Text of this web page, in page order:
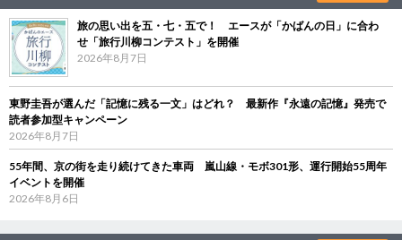
旅の思い出を五・七・五で！ エースが「かばんの日」に合わ
せ「旅行川柳コンテスト」を開催
2026年8月7日
東野圭吾が選んだ「記憶に残る一文」はどれ？ 最新作『永遠の記憶』発売で
読者参加型キャンペーン
2026年8月7日
55年間、京の街を走り続けてきた車両 嵐山線・モボ301形、運行開始55周年
イベントを開催
2026年8月6日